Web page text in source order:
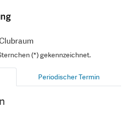
(*) gekennzeichnet.
Periodischer Termin